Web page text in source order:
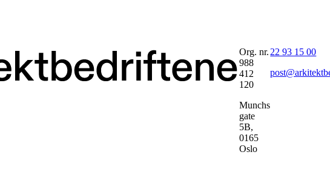
Org. nr.
988
412
120
Munchs
gate
5B,
0165
Oslo
22 93 15 00